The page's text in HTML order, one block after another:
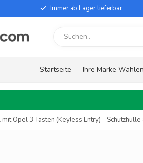
Immer ab Lager lieferbar
Startseite Ihre Marke Wählen
Opel 3 Tasten (Keyless Entry) -